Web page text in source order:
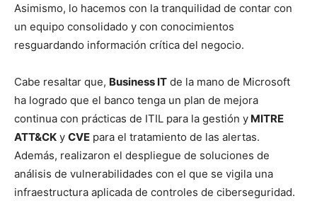
Asimismo, lo hacemos con la tranquilidad de contar con
un equipo consolidado y con conocimientos
resguardando información crítica del negocio.
Cabe resaltar que, Business IT de la mano de Microsoft
ha logrado que el banco tenga un plan de mejora
continua con prácticas de ITIL para la gestión y MITRE
ATT&CK y CVE para el tratamiento de las alertas.
Además, realizaron el despliegue de soluciones de
análisis de vulnerabilidades con el que se vigila una
infraestructura aplicada de controles de ciberseguridad.